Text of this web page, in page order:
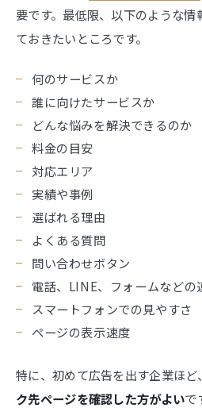
要です。最低限、以下のような
ておきたいところです。
何のサービスか
誰に向けたサービスか
どんな悩みを解決できるのか
料金の目安
対応エリア
実績や事例
選ばれる理由
よくある質問
問い合わせボタン
電話、LINE、フォームなどの
スマートフォンでの見やすさ
ページの表示速度
特に、初めて広告を出す企業ほど、
ク先ページを確認した方がよいで